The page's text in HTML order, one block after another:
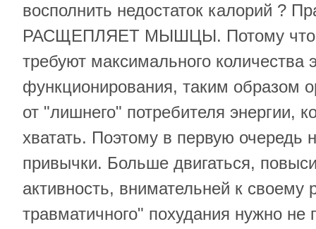
восполнить недостаток калорий ?
РАСЩЕПЛЯЕТ МЫШЦЫ. Потому
требуют максимального количества
функционирования, таким образом
от "лишнего" потребителя энергии,
хватать. Поэтому в первую очередь
привычки. Больше двигаться,
активность, внимательней к своему
травматичного" похудания нужно